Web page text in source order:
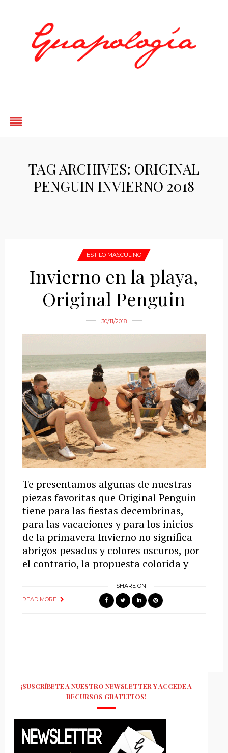
TAG ARCHIVES: ORIGINAL
PENGUIN INVIERNO 2018
ESTILO MASCULINO
Invierno en la playa,
Original Penguin
30/11/2018
Te presentamos algunas de nuestras
piezas favoritas que Original Penguin
tiene para las fiestas decembrinas,
para las vacaciones y para los inicios
de la primavera Invierno no significa
abrigos pesados y colores oscuros, por
el contrario, la propuesta colorida y
READ MORE
SHARE ON
¡SUSCRÍBETE A NUESTRO NEWSLETTER Y ACCEDE A
RECURSOS GRATUITOS!